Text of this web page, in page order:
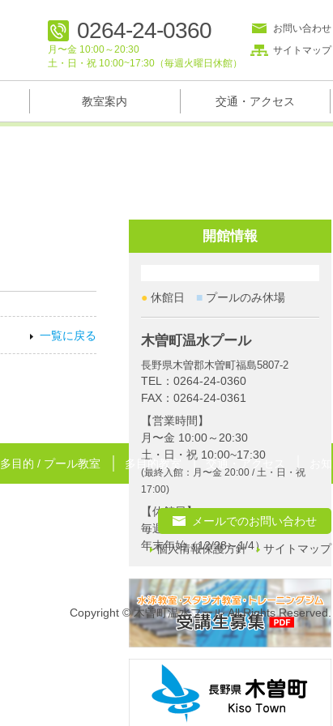
0264-24-0360
月〜金 10:00～20:30
土・日・祝 10:00~17:30（毎週火曜日休館）
お問い合わせ
サイトマップ
教室案内 交通・アクセス
一覧に戻る
開館情報
● 休館日 ■ プールのみ休場
木曽町温水プール
長野県木曽郡木曽町福島5807-2
TEL： 0264-24-0360
FAX：0264-24-0361
営業時間
月〜金 10:00～20:30
土・日・祝 10:00~17:30
(最終入館：月〜金 20:00 / 土・日・祝
17:00)
休館日
毎週火曜日
年末年始（12/28～1/4）
多目的 / プール教室 多目的教室 お
メールでのお問い合わせ
個人情報保護方針 サイトマップ
Copyright © 木曽町温水プール All Rights Reserved.